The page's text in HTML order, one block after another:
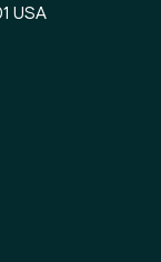
USA